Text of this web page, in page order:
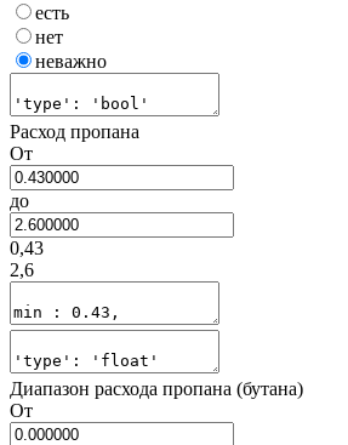
есть
нет
неважно
Расход пропана
От
до
0,43
2,6
Диапазон расхода пропана (бутана)
От